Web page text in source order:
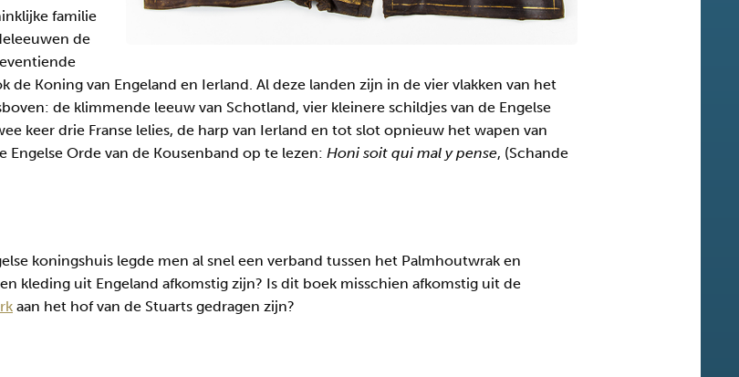
familie
de
Koning van Engeland en Ierland. Al deze landen zijn in de vier vlakken van het
de klimmende leeuw van Schotland, vier kleinere schildjes van de Engelse
keer drie Franse lelies, de harp van Ierland en tot slot opnieuw het wapen van
Orde van de Kousenband op te lezen: Honi soit qui mal y pense, (Schande
koningshuis legde men al snel een verband tussen het Palmhoutwrak en
kleding uit Engeland afkomstig zijn? Is dit boek misschien afkomstig uit de
aan het hof van de Stuarts gedragen zijn?